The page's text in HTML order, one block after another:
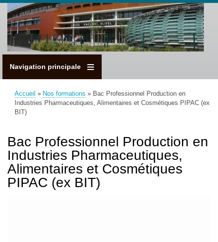
Aller
au
contenu
principal
Navigation principale
Fil
d'Ariane
Accueil Nos formations
Bac Professionnel Production en
Industries Pharmaceutiques, Alimentaires et Cosmétiques PIPAC (ex
BIT)
Bac Professionnel Production en
Industries Pharmaceutiques,
Alimentaires et Cosmétiques
PIPAC (ex BIT)